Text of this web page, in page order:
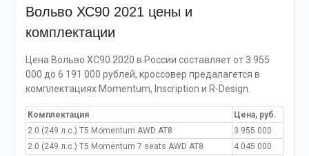
Вольво ХС90 2021 цены и
комплектации
Цена Вольво ХС90 2020 в России составляет от 3 955
000 до 6 191 000 рублей, кроссовер предалагется в
комплектациях Momentum, Inscription и R-Design.
Комплектация
Цена, руб.
2.0 (249 л.с.) T5 Momentum AWD AT8
3 955 000
2.0 (249 л.с.) T5 Momentum 7 seats AWD AT8
4 045 000